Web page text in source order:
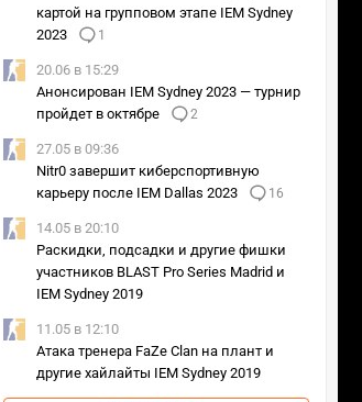
картой на групповом этапе IEM Sydney
2023
1
20.06 в 15:29
Анонсирован IEM Sydney 2023 — турнир
пройдет в октябре
2
27.05 в 09:36
Nitr0 завершит киберспортивную
карьеру после IEM Dallas 2023
16
14.05 в 20:10
Раскидки, подсадки и другие фишки
участников BLAST Pro Series Madrid и
IEM Sydney 2019
11.05 в 12:10
Атака тренера FaZe Clan на плант и
другие хайлайты IEM Sydney 2019